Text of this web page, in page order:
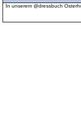
In unserem @dressbuch